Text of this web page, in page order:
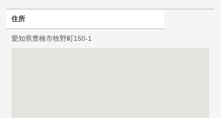
住所
愛知県豊橋市牧野町150-1